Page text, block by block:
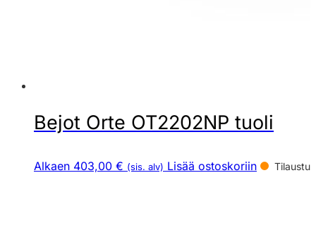
Bejot Orte OT2202NP tuoli
Alkaen 403,00 € (sis. alv) Lisää ostoskoriin